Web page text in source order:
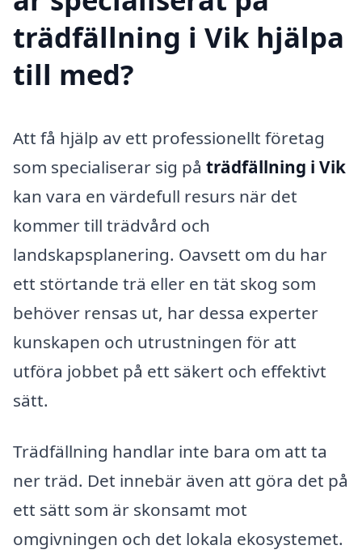
trädfällning i Vik hjälpa
till med?
Att få hjälp av ett professionellt företag
som specialiserar sig på trädfällning i Vik
kan vara en värdefull resurs när det
kommer till trädvård och
landskapsplanering. Oavsett om du har
ett störtande trä eller en tät skog som
behöver rensas ut, har dessa experter
kunskapen och utrustningen för att
utföra jobbet på ett säkert och effektivt
sätt.
Trädfällning handlar inte bara om att ta
ner träd. Det innebär även att göra det på
ett sätt som är skonsamt mot
omgivningen och det lokala ekosystemet.